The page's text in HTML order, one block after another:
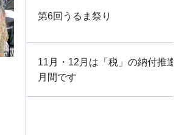
第6回うるま祭り
11月・12月は「税」の納付推進
月間です